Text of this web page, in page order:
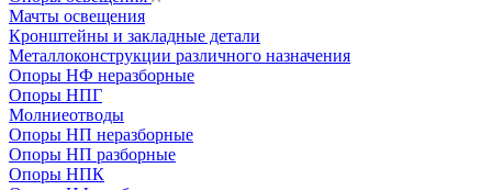
Мачты освещения
Кронштейны и закладные детали
Металлоконструкции различного назначения
Опоры НФ неразборные
Опоры НПГ
Молниеотводы
Опоры НП неразборные
Опоры НП разборные
Опоры НПК